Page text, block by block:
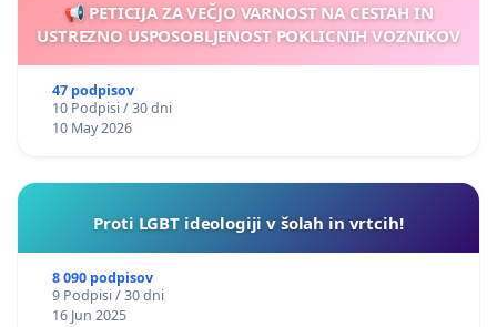
📢 PETICIJA ZA VEČJO VARNOST NA CESTAH IN
USTREZNO USPOSOBLJENOST POKLICNIH VOZNIKOV
47 podpisov
10 Podpisi / 30 dni
10 May 2026
Proti LGBT ideologiji v šolah in vrtcih!
8 090 podpisov
9 Podpisi / 30 dni
16 Jun 2025